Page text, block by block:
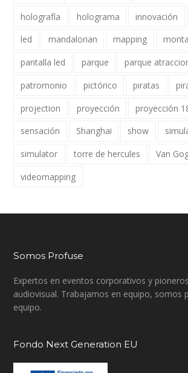
holografía
holograma innovación
led
mandalorian mapping
pantalla led
parque
parque
patromonio
pictórico piratas
projection
proyección
proyección
sensación
Shanghai show
simulator
torre de hercules
Van
videomapping
Somos Profuse
Expertos en eventos corporativos y
audiovisual. Trabajamos en equipo, somos
equipo.
Fondo Next Generation EU